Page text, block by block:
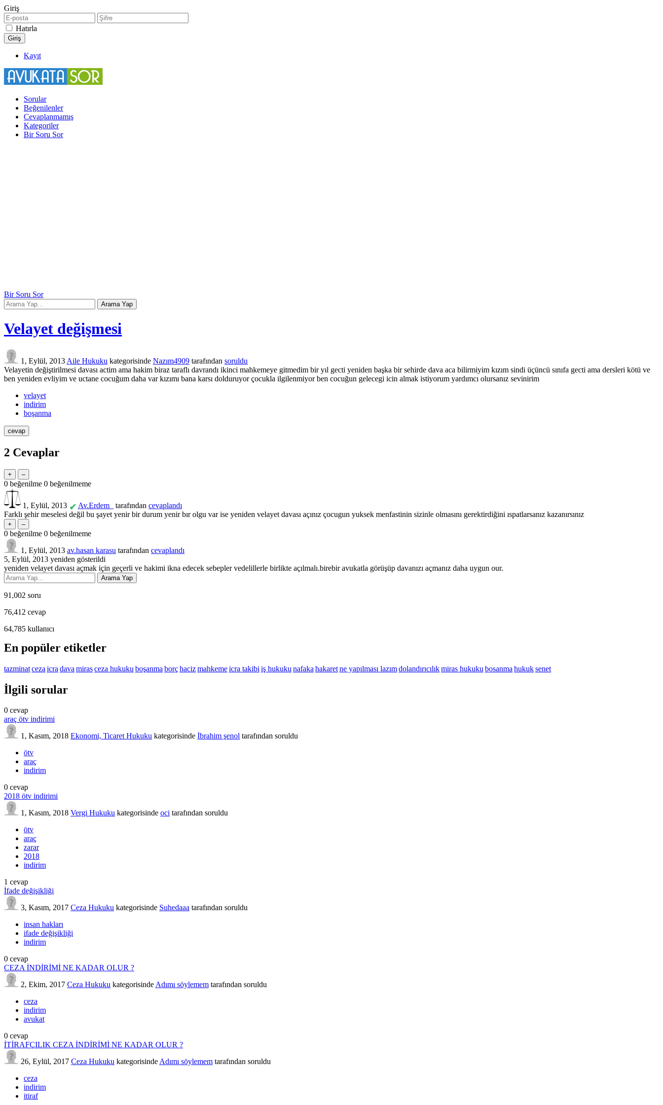
Giriş
Hatırla
Kayıt
Sorular
Beğenilenler
Cevaplanmamış
Kategoriler
Bir Soru Sor
Bir Soru Sor
Velayet değişmesi
1, Eylül, 2013 Aile Hukuku kategorisinde Nazım4909 tarafından soruldu
Velayetin değiştirilmesi davası actim ama hakim biraz taraflı davrandı ikinci mahkemeye gitmedim bir yıl gecti yeniden başka bir sehirde dava aca bilirmiyim kızım sindi üçüncü sınıfa gecti ama dersleri kötü ve
ben yeniden evliyim ve uctane cocuğum daha var kızımı bana karsı dolduruyor çocukla ilgilenmiyor ben cocuğun gelecegi icin almak istiyorum yardımcı olursanız sevinirim
velayet
indirim
boşanma
2 Cevaplar
0 beğenilme 0 beğenilmeme
1, Eylül, 2013 ✔ Av.Erdem_ tarafından cevaplandı
Farklı şehir meselesi değil bu şayet yenir bir durum yenir bır olgu var ise yeniden velayet davası açınız çocugun yuksek menfastinin sizinle olmasını gerektirdiğini ıspatlarsanız kazanırsınız
0 beğenilme 0 beğenilmeme
1, Eylül, 2013 av.hasan karasu tarafından cevaplandı
5, Eylül, 2013 yeniden gösterildi
yeniden velayet davası açmak için geçerli ve hakimi ikna edecek sebepler vedelillerle birlikte açılmalı.birebir avukatla görüşüp davanızı açmanız daha uygun our.
91,002 soru
76,412 cevap
64,785 kullanıcı
En popüler etiketler
tazminatceza icra dava mirasceza hukuku boşanma borçhacizmahkemeicra takibi iş hukuku nafaka hakaretne yapılması lazımdolandırıcılıkmiras hukuku bosanma hukuksenet
İlgili sorular
0 cevap
araç ötv indirimi
1, Kasım, 2018 Ekonomi, Ticaret Hukuku kategorisinde İbrahim şenol tarafından soruldu
ötv
araç
indirim
0 cevap
2018 ötv indirimi
1, Kasım, 2018 Vergi Hukuku kategorisinde oci tarafından soruldu
ötv
araç
zarar
2018
indirim
1 cevap
İfade değişikliği
3, Kasım, 2017 Ceza Hukuku kategorisinde Suhedaaa tarafından soruldu
insan hakları
ifade değişikliği
indirim
0 cevap
CEZA İNDİRİMİ NE KADAR OLUR ?
2, Ekim, 2017 Ceza Hukuku kategorisindeAdımı söylemem tarafından soruldu
ceza
indirim
avukat
0 cevap
İTİRAFÇILIK CEZA İNDİRİMİ NE KADAR OLUR ?
26, Eylül, 2017 Ceza Hukuku kategorisindeAdımı söylemem tarafından soruldu
ceza
indirim
itiraf